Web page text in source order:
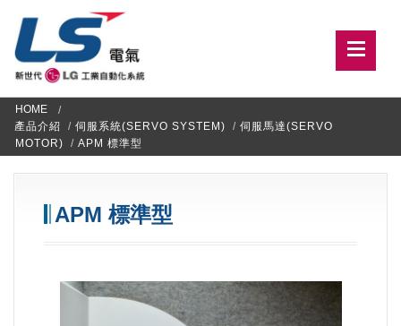
HOME
產品介紹
/ 伺服系統(SERVO SYSTEM) / 伺服馬達(SERVO
MOTOR)
/ APM 標準型
APM 標準型